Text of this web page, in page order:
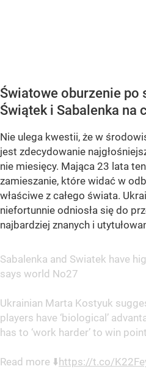
Światowe oburzenie po
Świątek i Sabalenka na
Nie ulega kwestii, że w
jest zdecydowanie
nie miesięcy. Mająca 23 lata
zamieszanie, które widać w
właściwe z całego świata.
niefortunnie odniosła się do
najbardziej znanych i
Sabalenka and Swiatek have
says world No27
Ukrainian Marta Kostyuk
players have ‘biological’
has to ‘work harder’ to win
Read more ⬇️ https://t.co/